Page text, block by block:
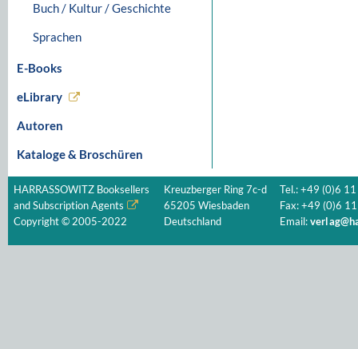
Buch / Kultur / Geschichte
Sprachen
E-Books
eLibrary
Autoren
Kataloge & Broschüren
HARRASSOWITZ Booksellers
and Subscription Agents
Copyright © 2005-2022
Kreuzberger Ring 7c-d
65205 Wiesbaden
Deutschland
Tel.: +49 (0)6
Fax: +49 (0)6
Email: